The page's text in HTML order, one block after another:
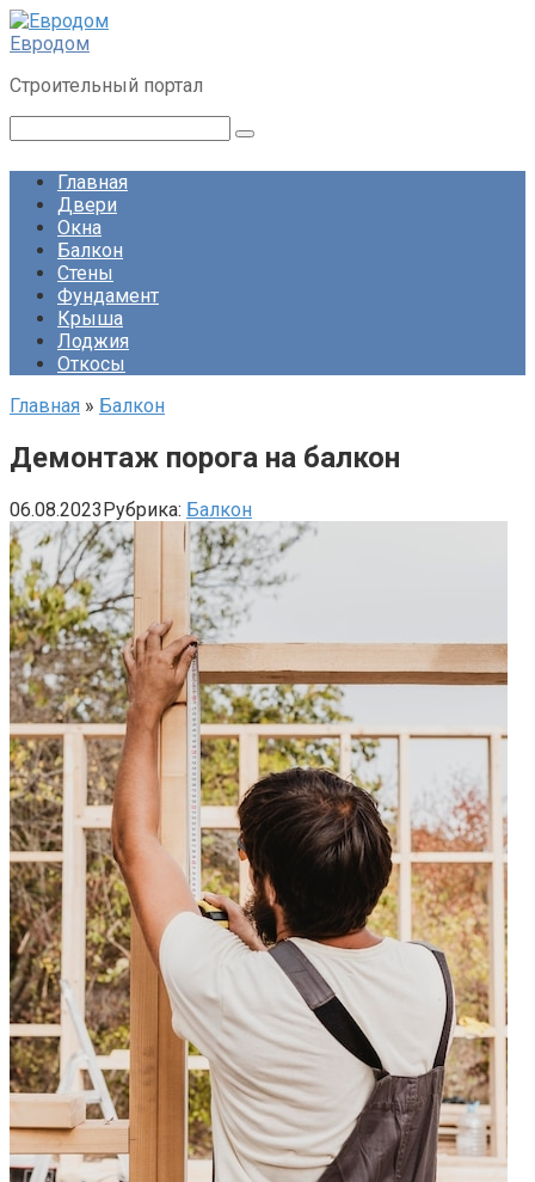
Перейти
к
Евродом
Строительный портал
Главная
Двери
Окна
Балкон
Стены
Фундамент
Крыша
Лоджия
Откосы
Главная » Балкон
Демонтаж порога на балкон
06.08.2023Рубрика: Балкон